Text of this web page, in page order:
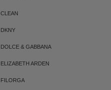
CLEAN
DKNY
DOLCE & GABBANA
ELIZABETH ARDEN
FILORGA